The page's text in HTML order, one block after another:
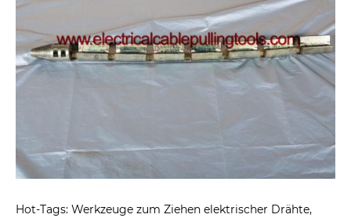
Hot-Tags: Werkzeuge zum Ziehen elektrischer Drähte,